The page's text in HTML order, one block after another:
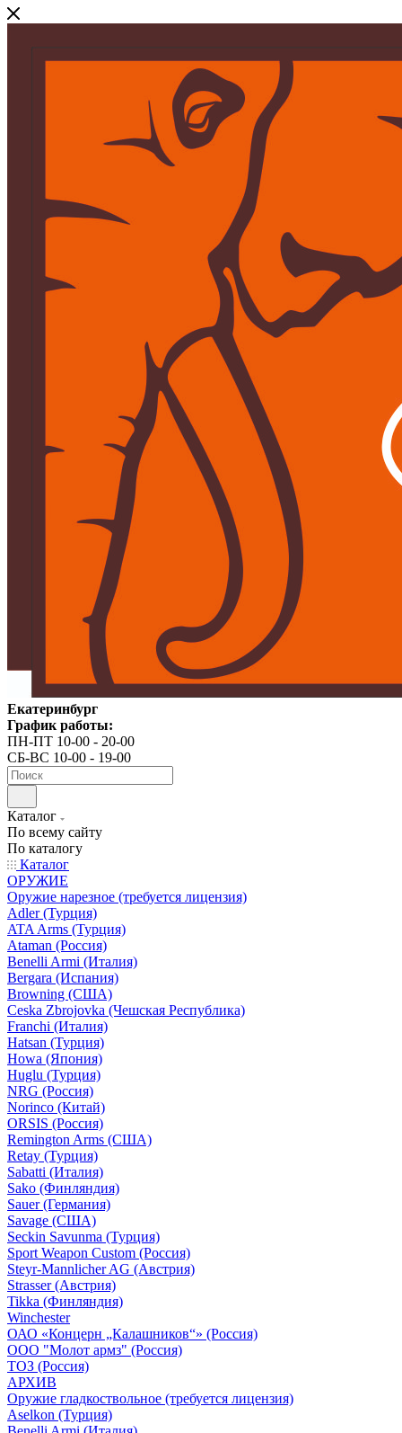
Екатеринбург
График работы:
ПН-ПТ 10-00 - 20-00
СБ-ВС 10-00 - 19-00
Каталог
По всему сайту
По каталогу
Каталог
ОРУЖИЕ
Оружие нарезное (требуется лицензия)
Adler (Турция)
ATA Arms (Турция)
Ataman (Россия)
Benelli Armi (Италия)
Bergara (Испания)
Browning (США)
Ceska Zbrojovka (Чешская Республика)
Franchi (Италия)
Hatsan (Турция)
Howa (Япония)
Huglu (Турция)
NRG (Россия)
Norinco (Китай)
ORSIS (Россия)
Remington Arms (США)
Retay (Турция)
Sabatti (Италия)
Sako (Финляндия)
Sauer (Германия)
Savage (США)
Seckin Savunma (Турция)
Sport Weapon Custom (Россия)
Steyr-Mannlicher AG (Австрия)
Strasser (Австрия)
Tikka (Финляндия)
Winchester
ОАО «Концерн „Калашников“» (Россия)
ООО "Молот армз" (Россия)
ТОЗ (Россия)
АРХИВ
Оружие гладкоствольное (требуется лицензия)
Aselkon (Турция)